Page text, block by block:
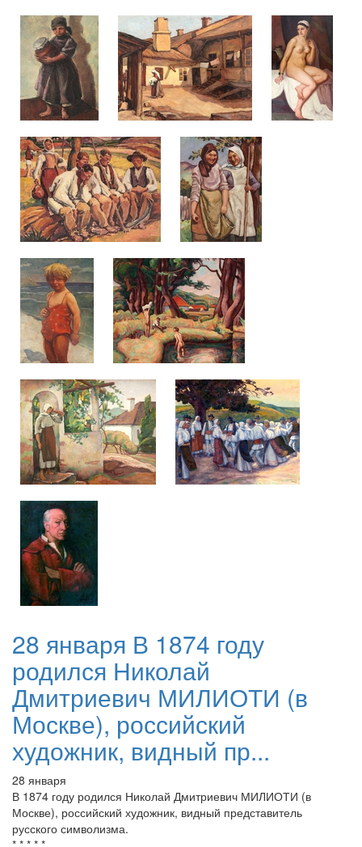
28 января В 1874 году
родился Николай
Дмитриевич МИЛИОТИ (в
Москве), российский
художник, видный пр...
28 января
В 1874 году родился Николай Дмитриевич МИЛИОТИ (в
Москве), российский художник, видный представитель
русского символизма.